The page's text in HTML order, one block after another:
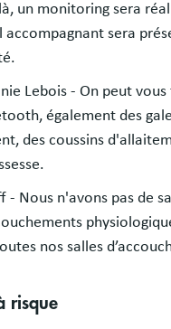
un monitoring sera
accompagnant sera
Lebois - On peut
également des
des coussins
- Nous n'avons pas de
nos salles
risque